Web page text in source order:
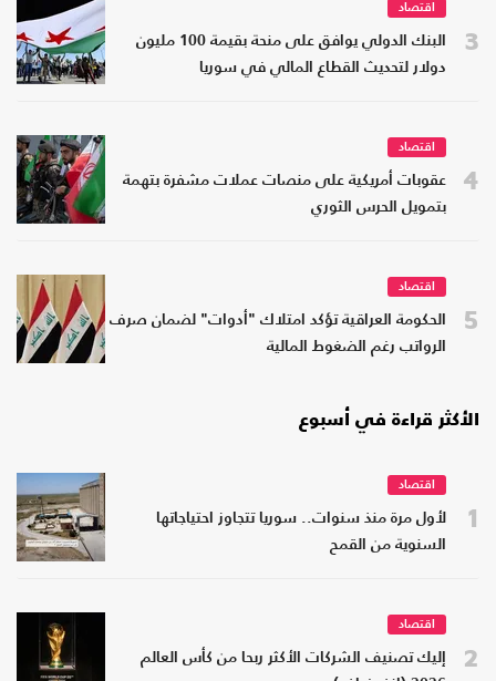
3
اقتصاد
البنك الدولي يوافق على منحة بقيمة 100 مليون
دولار لتحديث القطاع المالي في سوريا
4
اقتصاد
عقوبات أمريكية على منصات عملات مشفرة بتهمة
بتمويل الحرس الثوري
5
اقتصاد
الحكومة العراقية تؤكد امتلاك "أدوات" لضمان صرف
الرواتب رغم الضغوط المالية
الأكثر قراءة في أسبوع
1
اقتصاد
لأول مرة منذ سنوات.. سوريا تتجاوز احتياجاتها
السنوية من القمح
2
اقتصاد
إليك تصنيف الشركات الأكثر ربحا من كأس العالم